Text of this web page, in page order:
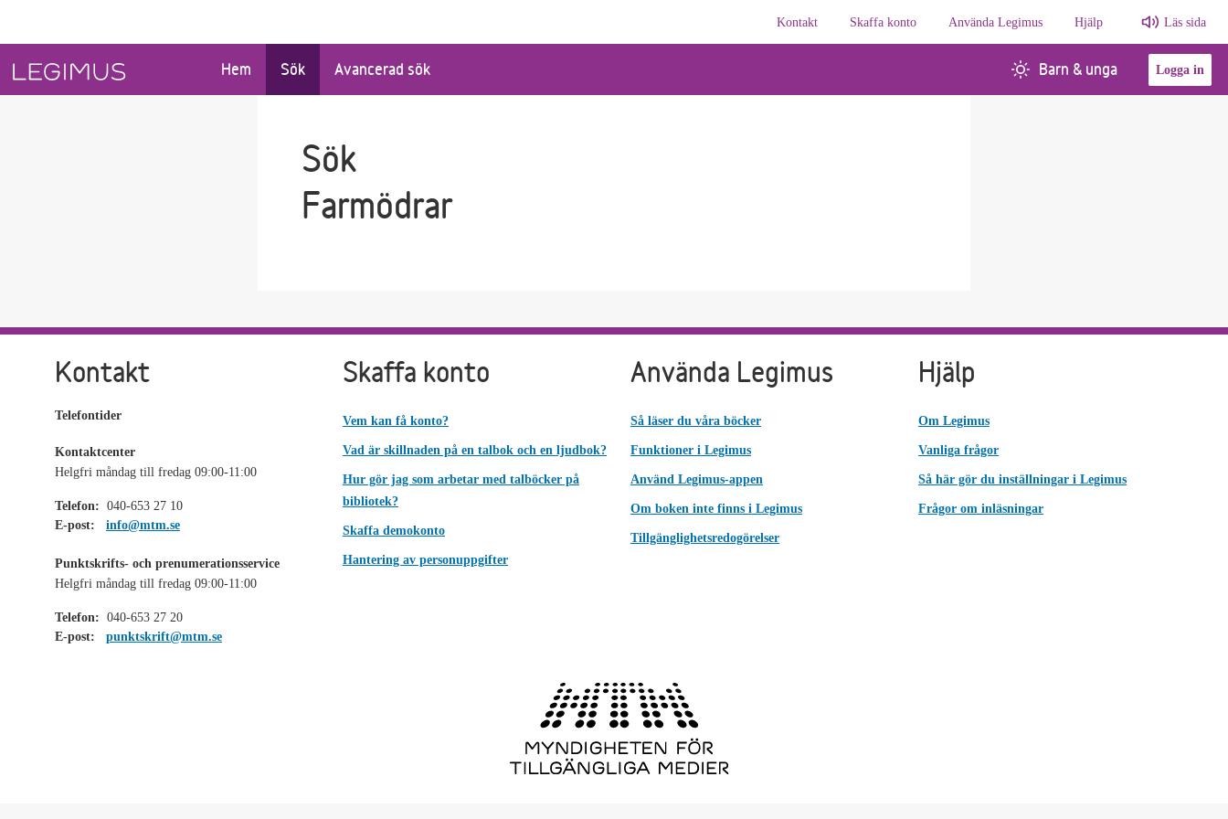
Kontakt
Skaffa konto Använda Legimus Hjälp Läs sida
Hem Sök Avancerad sök Barn & unga Logga in
Sök
Farmödrar
Kontakt
Telefontider
Kontaktcenter
Helgfri måndag till fredag 09:00-11:00
Telefon: 040-653 27 10
E-post:
info@mtm.se
Punktskrifts- och prenumerationsservice
Helgfri måndag till fredag 09:00-11:00
Telefon: 040-653 27 20
E-post:
punktskrift@mtm.se
Skaffa konto
Vem kan få konto?
Vad är skillnaden på en talbok och en ljudbok?
Hur gör jag som arbetar med talböcker på
bibliotek?
Skaffa demokonto
Hantering av personuppgifter
Använda Legimus
Så läser du våra böcker
Funktioner i Legimus
Använd Legimus-appen
Om boken inte finns i Legimus
Tillgänglighetsredogörelser
Hjälp
Om Legimus
Vanliga frågor
Så här gör du inställningar i Legimus
Frågor om inläsningar